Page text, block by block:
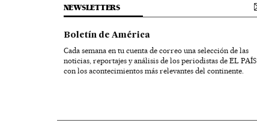
NEWSLETTERS
Boletín de América
Cada semana en tu cuenta de correo una selección de las
noticias, reportajes y análisis de los periodistas de EL PAÍS
con los acontecimientos más relevantes del continente.